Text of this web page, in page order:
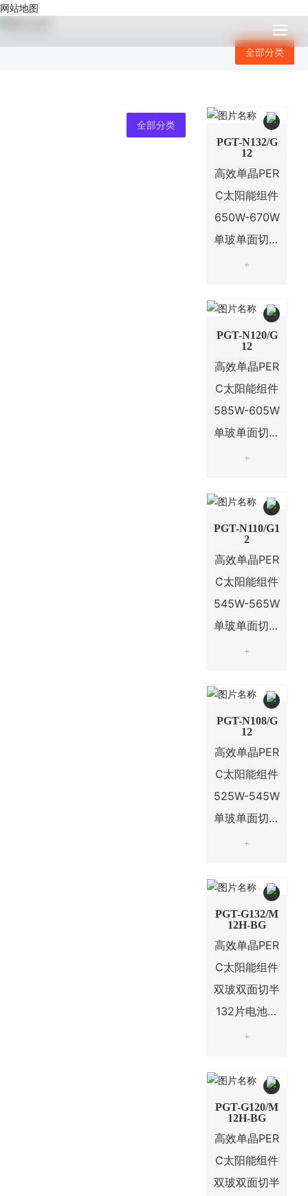
网站地图
全部分类
全部分类
PGT-N132/G
12
高效单晶PER
C太阳能组件
650W-670W
单玻单面切半
132片电池系
+
PGT-N120/G
12
高效单晶PER
C太阳能组件
585W-605W
单玻单面切半
120片电池系
+
PGT-N110/G1
2
高效单晶PER
C太阳能组件
545W-565W
单玻单面切半
110片电池系
+
PGT-N108/G
12
高效单晶PER
C太阳能组件
525W-545W
单玻单面切半
108片电池系
+
PGT-G132/M
12H-BG
高效单晶PER
C太阳能组件
双玻双面切半
132片电池系
列
+
PGT-G120/M
12H-BG
高效单晶PER
C太阳能组件
双玻双面切半